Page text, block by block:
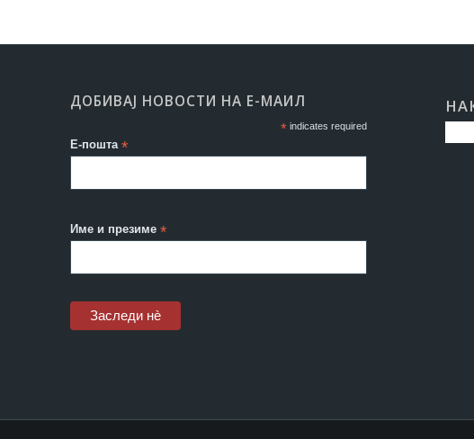
ДОБИВАЈ НОВОСТИ НА Е-МАИЛ
* indicates required
Е-пошта *
Име и презиме *